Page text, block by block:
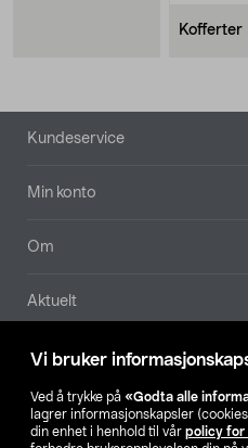
Vi bruker
Ved å trykke på «Godta alle
lagrer informasjonskapsler
din enhet i henhold til vår policy for
Kofferter
Bunntekst
Kundeservice
Min konto
Om
Aktuelt
Våre selskaper
Finn